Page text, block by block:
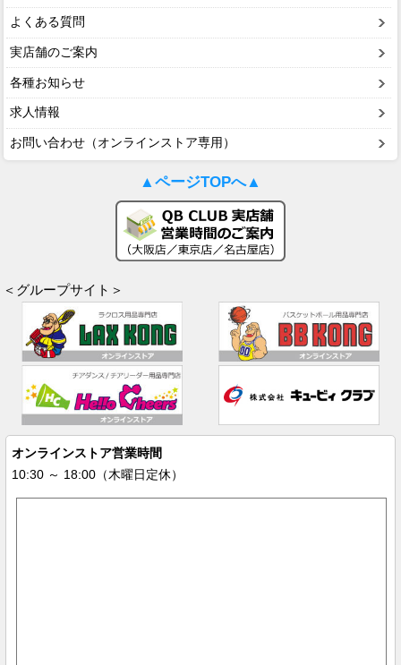
よくある質問
実店舗のご案内
各種お知らせ
求人情報
お問い合わせ（オンラインストア専用）
▲ページTOPへ▲
＜グループサイト＞
オンラインストア営業時間
10:30 ～ 18:00（木曜日定休）